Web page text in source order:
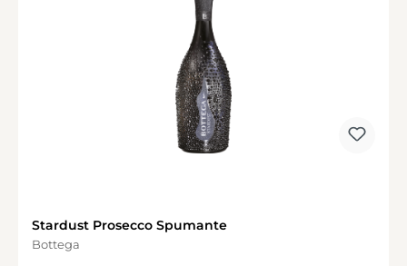
Stardust Prosecco Spumante
Bottega